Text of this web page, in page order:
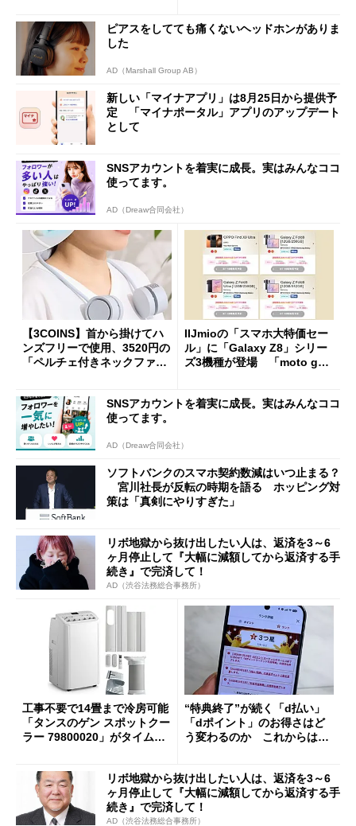
ピアスをしてても痛くないヘッドホンがありま
した
AD（Marshall Group AB）
新しい「マイナアプリ」は8月25日から提供予
定 「マイナポータル」アプリのアップデート
として
SNSアカウントを着実に成長。実はみんなココ
使ってます。
AD（Dreaw合同会社）
【3COINS】首から掛けてハ
ンズフリーで使用、3520円の
「ペルチェ付きネックファ
IIJmioの「スマホ大特価セー
ル」に「Galaxy Z8」シリー
ズ3機種が登場 「moto g37
SNSアカウントを着実に成長。実はみんなココ
使ってます。
AD（Dreaw合同会社）
ソフトバンクのスマホ契約数減はいつ止まる？
宮川社長が反転の時期を語る ホッピング対
策は「真剣にやりすぎた」
リボ地獄から抜け出したい人は、返済を3～6
ヶ月停止して『大幅に減額してから返済する手
続き』で完済して！
AD（渋谷法務総合事務所）
工事不要で14畳まで冷房可能
「タンスのゲン スポットクー
ラー 79800020」がタイムセ
“特典終了”が続く「d払い」
「dポイント」のお得さはど
う変わるのか これからは
リボ地獄から抜け出したい人は、返済を3～6
ヶ月停止して『大幅に減額してから返済する手
続き』で完済して！
AD（渋谷法務総合事務所）